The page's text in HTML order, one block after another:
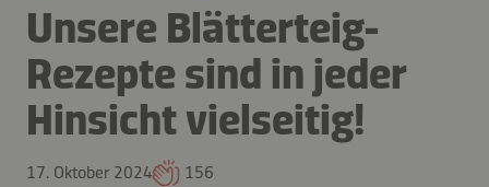
Unsere Blätterteig-
Rezepte sind in jeder
Hinsicht vielseitig!
17. Oktober 2024 156